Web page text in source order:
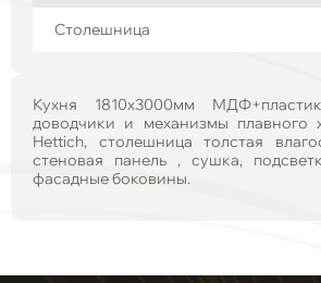
Столешница
Кухня 1810х3000мм
доводчики и механизмы плавного
Hettich, столешница толстая
стеновая панель , сушка,
фасадные боковины.